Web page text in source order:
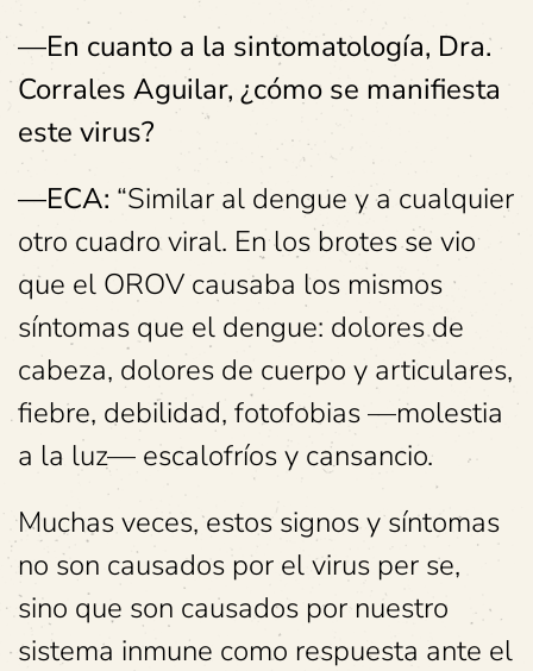
—En cuanto a la sintomatología, Dra.
Corrales Aguilar, ¿cómo se manifiesta
este virus?
—ECA: “Similar al dengue y a cualquier
otro cuadro viral. En los brotes se vio
que el OROV causaba los mismos
síntomas que el dengue: dolores de
cabeza, dolores de cuerpo y articulares,
fiebre, debilidad, fotofobias —molestia
a la luz— escalofríos y cansancio.
Muchas veces, estos signos y síntomas
no son causados por el virus per se,
sino que son causados por nuestro
sistema inmune como respuesta ante el